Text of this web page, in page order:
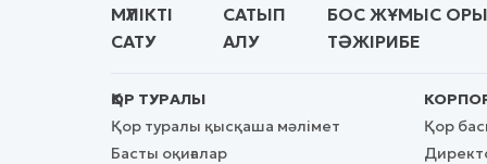
МҮЛІКТІ
САТУ
САТЫП
АЛУ
БОС ЖҰМЫС
ТӘЖІРИБЕ
ҚОР ТУРАЛЫ
Қор туралы қысқаша мәлімет
Басты оқиғалар
Қор